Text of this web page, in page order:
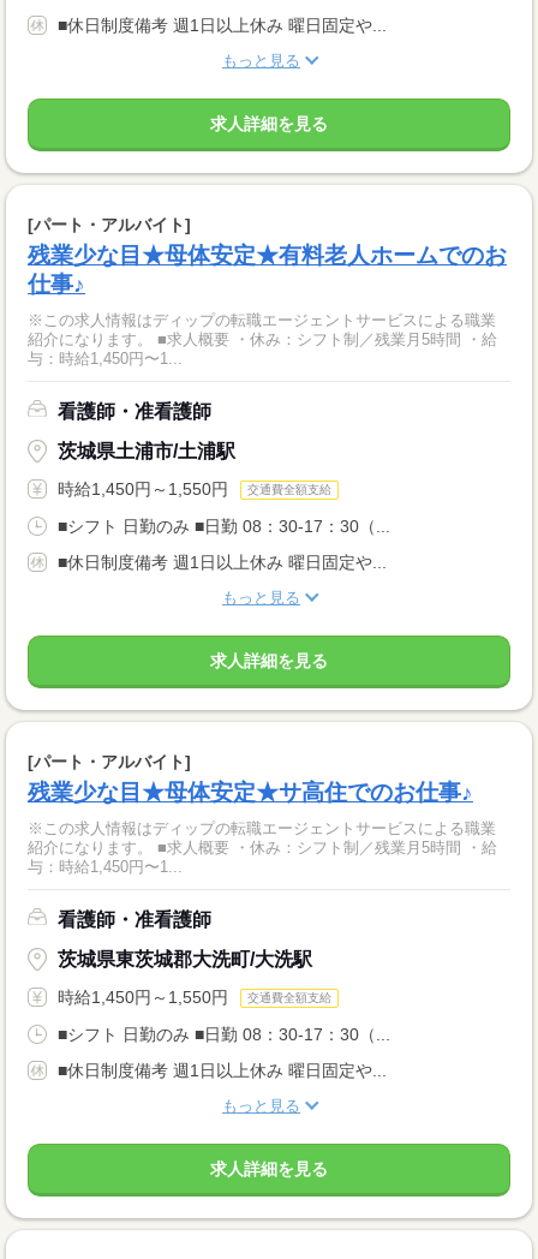
■休日制度備考 週1日以上休み 曜日固定や...
もっと見る
求人詳細を見る
[パート・アルバイト]
残業少な目★母体安定★有料老人ホームでのお
仕事♪
※この求人情報はディップの転職エージェントサービスによる職業
紹介になります。 ■求人概要 ・休み：シフト制／残業月5時間 ・給
与：時給1,450円〜1...
看護師・准看護師
茨城県土浦市/土浦駅
時給1,450円～1,550円 交通費全額支給
■シフト 日勤のみ ■日勤 08：30-17：30（...
■休日制度備考 週1日以上休み 曜日固定や...
もっと見る
求人詳細を見る
[パート・アルバイト]
残業少な目★母体安定★サ高住でのお仕事♪
※この求人情報はディップの転職エージェントサービスによる職業
紹介になります。 ■求人概要 ・休み：シフト制／残業月5時間 ・給
与：時給1,450円〜1...
看護師・准看護師
茨城県東茨城郡大洗町/大洗駅
時給1,450円～1,550円 交通費全額支給
■シフト 日勤のみ ■日勤 08：30-17：30（...
■休日制度備考 週1日以上休み 曜日固定や...
もっと見る
求人詳細を見る